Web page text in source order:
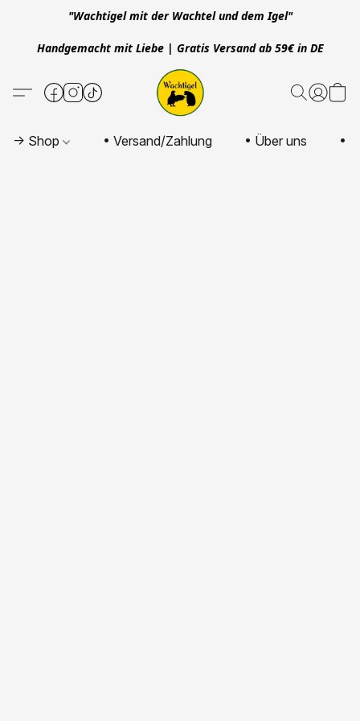
"Wachtigel mit der Wachtel und dem Igel"
Handgemacht mit Liebe | Gratis Versand ab 59€ in DE
-> Shop • Versand/Zahlung • Über uns •